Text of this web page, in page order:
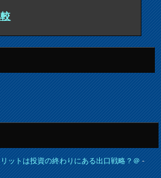
ットは投資の終わりにある出口戦略？＠-